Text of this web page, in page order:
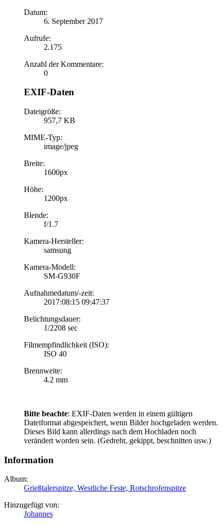
Datum:
6. September 2017
Aufrufe:
2.175
Anzahl der Kommentare:
0
EXIF-Daten
Dateigröße:
957,7 KB
MIME-Typ:
image/jpeg
Breite:
1600px
Höhe:
1200px
Blende:
f/1.7
Kamera-Hersteller:
samsung
Kamera-Modell:
SM-G930F
Aufnahmedatum/-zeit:
2017:08:15 09:47:37
Belichtungsdauer:
1/2208 sec
Filmempfindlichkeit (ISO):
ISO 40
Brennweite:
4.2 mm
Bitte beachte: EXIF-Daten werden in einem gültigen
Dateiformat abgespeichert, wenn Bilder hochgeladen werden.
Dieses Bild kann allerdings nach dem Hochladen noch
verändert worden sein. (Gedreht, gekippt, beschnitten usw.)
Information
Album:
Grießtalerspitze, Westliche Feste, Rotschrofenspitze
Hinzugefügt von:
Johannes